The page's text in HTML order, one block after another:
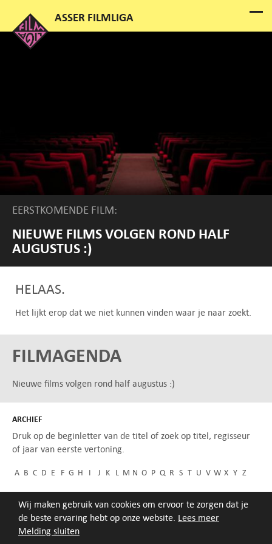
Melding sluiten
Wij maken gebruik van cookies om ervoor te zorgen dat je
de beste ervaring hebt op onze website. Lees meer
EERSTKOMENDE FILM:
NIEUWE FILMS VOLGEN ROND HALF
AUGUSTUS :)
HELAAS.
Het lijkt erop dat we niet kunnen vinden waar je naar zoekt.
FILMAGENDA
Nieuwe films volgen rond half augustus :)
ARCHIEF
Druk op de beginletter van de titel of zoek op titel, regisseur
of jaar van eerste vertoning.
A B C D E F G H I J K L M N O P Q R S T U V W X Y Z